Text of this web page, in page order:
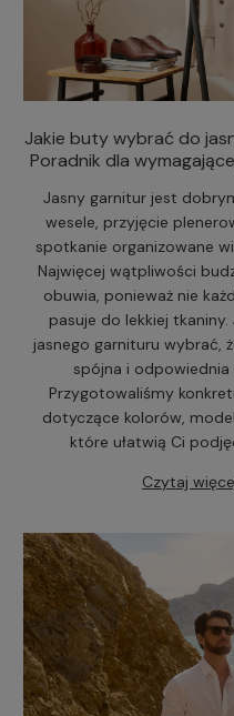
Jakie buty wybrać do
Poradnik dla
Jasny garnitur jest
wesele, przyjęcie
spotkanie organizowane
Najwięcej wątpliwości
obuwia, ponieważ nie
pasuje do lekkiej
jasnego garnituru wybrać,
spójna i odpowiednia
Przygotowaliśmy
dotyczące kolorów,
które ułatwią Ci
Czytaj